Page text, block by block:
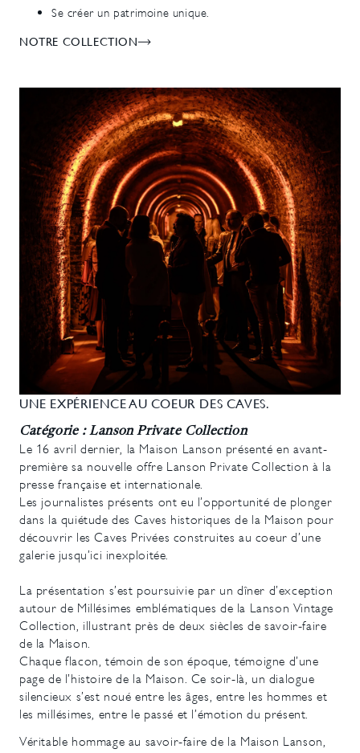
Se créer un patrimoine unique.
NOTRE COLLECTION
UNE EXPÉRIENCE AU COEUR DES CAVES.
Catégorie : Lanson Private Collection
Le 16 avril dernier, la Maison Lanson présenté en avant-
première sa nouvelle offre Lanson Private Collection à la
presse française et internationale.
Les journalistes présents ont eu l’opportunité de plonger
dans la quiétude des Caves historiques de la Maison pour
découvrir les Caves Privées construites au coeur d’une
galerie jusqu’ici inexploitée.
La présentation s’est poursuivie par un dîner d’exception
autour de Millésimes emblématiques de la Lanson Vintage
Collection, illustrant près de deux siècles de savoir-faire
de la Maison.
Chaque flacon, témoin de son époque, témoigne d’une
page de l’histoire de la Maison. Ce soir-là, un dialogue
silencieux s’est noué entre les âges, entre les hommes et
les millésimes, entre le passé et l’émotion du présent.
Véritable hommage au savoir-faire de la Maison Lanson,